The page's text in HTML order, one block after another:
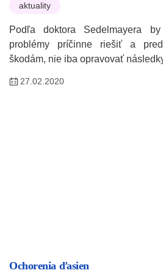
aktuality
Podľa doktora Sedelmayera
problémy príčinne riešiť a
škodám, nie iba opravovať
27.02.2020
Ochorenia ďasien